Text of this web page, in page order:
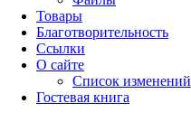
Товары
Благотворительность
Ссылки
О сайте
Список изменений
Гостевая книга